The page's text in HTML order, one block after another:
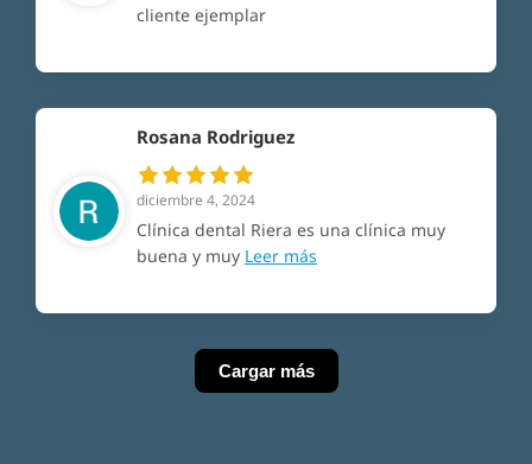
cliente ejemplar
Rosana Rodriguez
diciembre 4, 2024
Clínica dental Riera es una clínica muy
buena y muy Leer más
Cargar más